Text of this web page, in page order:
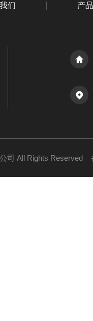
们 产
司 All Rights Reserved